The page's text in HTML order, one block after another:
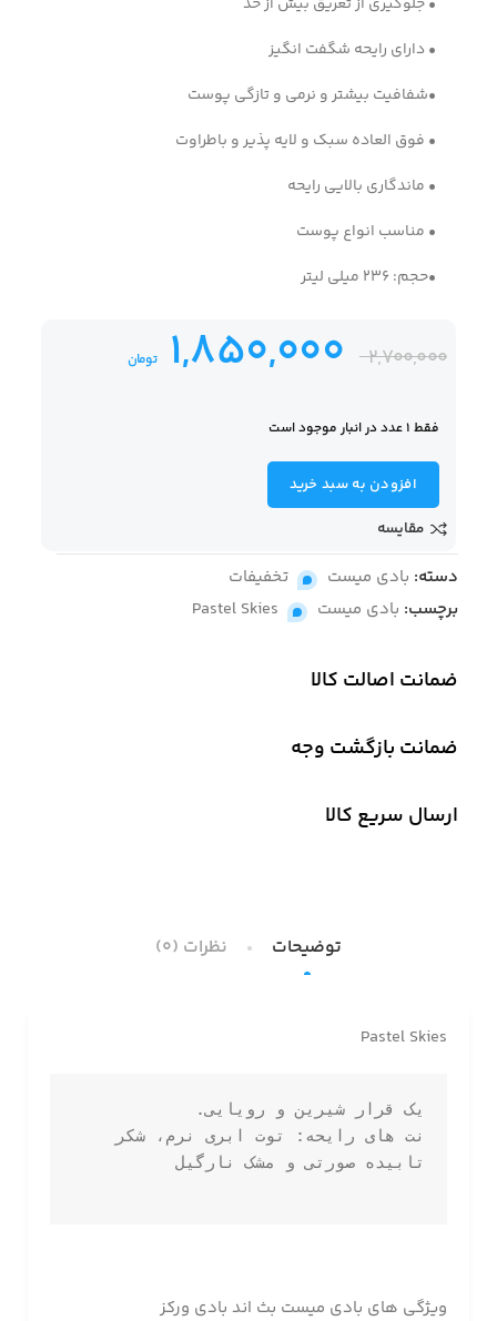
• دارای رایحه شگفت انگیز
•شفافیت بیشتر و نرمی و تازگی پوست
• فوق العاده سبک و لایه پذیر و باطراوت
• ماندگاری بالایی رایحه
• مناسب انواع پوست
•حجم: 236 میلی لیتر
2,700,000
1,850,000 تومان
فقط 1 عدد در انبار موجود است
افزودن به سبد خرید
مقایسه
دسته: بادی میست ,
تخفیفات
برچسب: بادی میست ,
Pastel Skies
ضمانت اصالت کالا
ضمانت بازگشت وجه
ارسال سریع کالا
توضیحات نظرات (0)
Pastel Skies
ویژگی های بادی میست بث اند بادی ورکز